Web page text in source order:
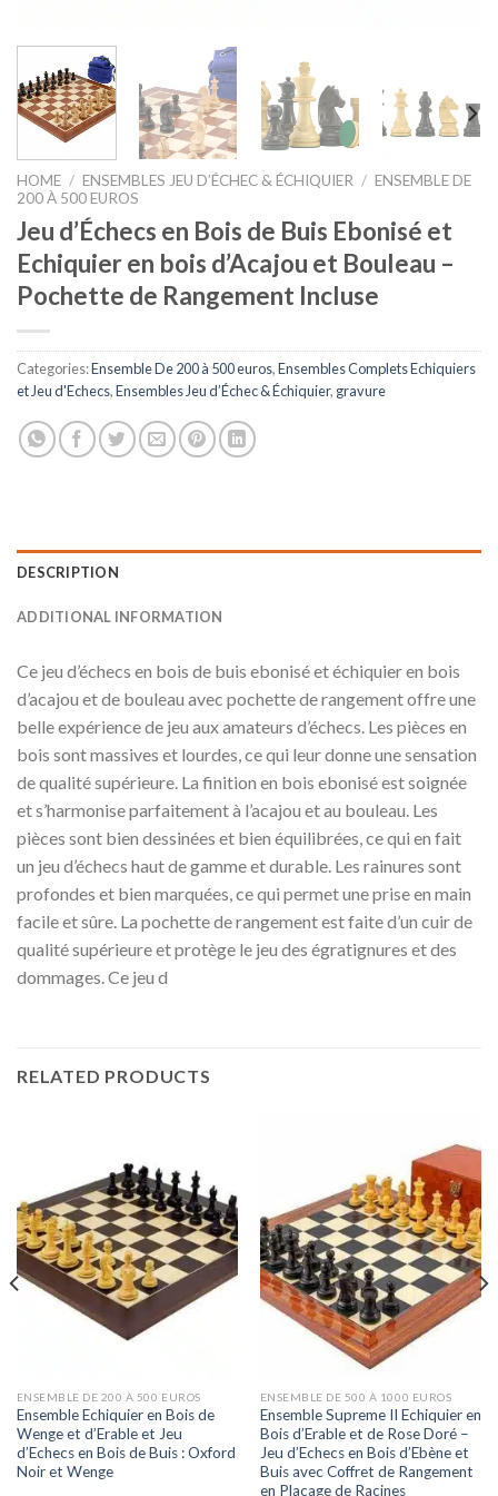
HOME / ENSEMBLES JEU D’ÉCHEC & ÉCHIQUIER / ENSEMBLE DE
200 À 500 EUROS
Jeu d’Échecs en Bois de Buis Ebonisé et
Echiquier en bois d’Acajou et Bouleau –
Pochette de Rangement Incluse
Categories:Ensemble De 200 à 500 euros,Ensembles Complets Echiquiers
et Jeu d'Echecs,Ensembles Jeu d’Échec & Échiquier, gravure
DESCRIPTION
ADDITIONAL INFORMATION
Ce jeu d’échecs en bois de buis ebonisé et échiquier en bois
d’acajou et de bouleau avec pochette de rangement offre une
belle expérience de jeu aux amateurs d’échecs. Les pièces en
bois sont massives et lourdes, ce qui leur donne une sensation
de qualité supérieure. La finition en bois ebonisé est soignée
et s’harmonise parfaitement à l’acajou et au bouleau. Les
pièces sont bien dessinées et bien équilibrées, ce qui en fait
un jeu d’échecs haut de gamme et durable. Les rainures sont
profondes et bien marquées, ce qui permet une prise en main
facile et sûre. La pochette de rangement est faite d’un cuir de
qualité supérieure et protège le jeu des égratignures et des
dommages. Ce jeu d
RELATED PRODUCTS
ENSEMBLE DE 200 À 500 EUROS
Ensemble Echiquier en Bois de
Wenge et d’Erable et Jeu
d’Echecs en Bois de Buis : Oxford
Noir et Wenge
ENSEMBLE DE 500 À 1000 EUROS
Ensemble Supreme II Echiquier en
Bois d’Erable et de Rose Doré –
Jeu d’Echecs en Bois d’Ebène et
Buis avec Coffret de Rangement
en Placage de Racines